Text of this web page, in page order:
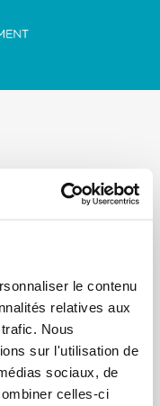
le contenu
relatives aux
Nous
sur l'utilisation de
sociaux, de
celles-ci